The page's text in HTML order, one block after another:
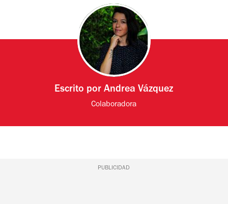
Escrito porAndrea Vázquez
Colaboradora
PUBLICIDAD